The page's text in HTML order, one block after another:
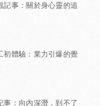
記事：關於身心靈的追
初體驗：業力引爆的覺
：向內深潛，到不了